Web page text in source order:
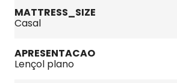
MATTRESS_SIZE
Casal
APRESENTACAO
Lençol plano